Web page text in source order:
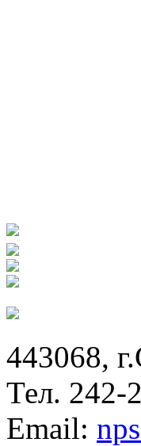
443068,
Тел. 242-
Email: